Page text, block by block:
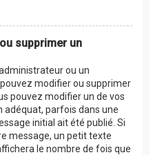
supprimer un
ou un
modifier ou supprimer
pouvez modifier un de vos
adéquat, parfois dans une
initial ait été publié. Si
message, un petit texte
le nombre de fois que